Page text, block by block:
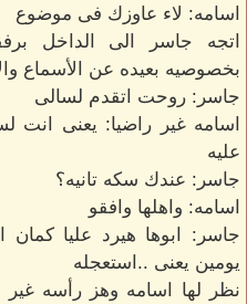
اسامه: لاء عاوزك فى موضوع
اتجه جاسر الى الداخل
بخصوصيه بعيده عن الأسماع
جاسر: روحت اتقدم لسالى
اسامه غير راضيا: يعنى
عليه
جاسر: عندك سكه تانيه؟
اسامه: واهلها وافقو
جاسر: ابوها هيرد عليا
يومين يعنى ..استعجله
نظر لها اسامه وهز رأسه